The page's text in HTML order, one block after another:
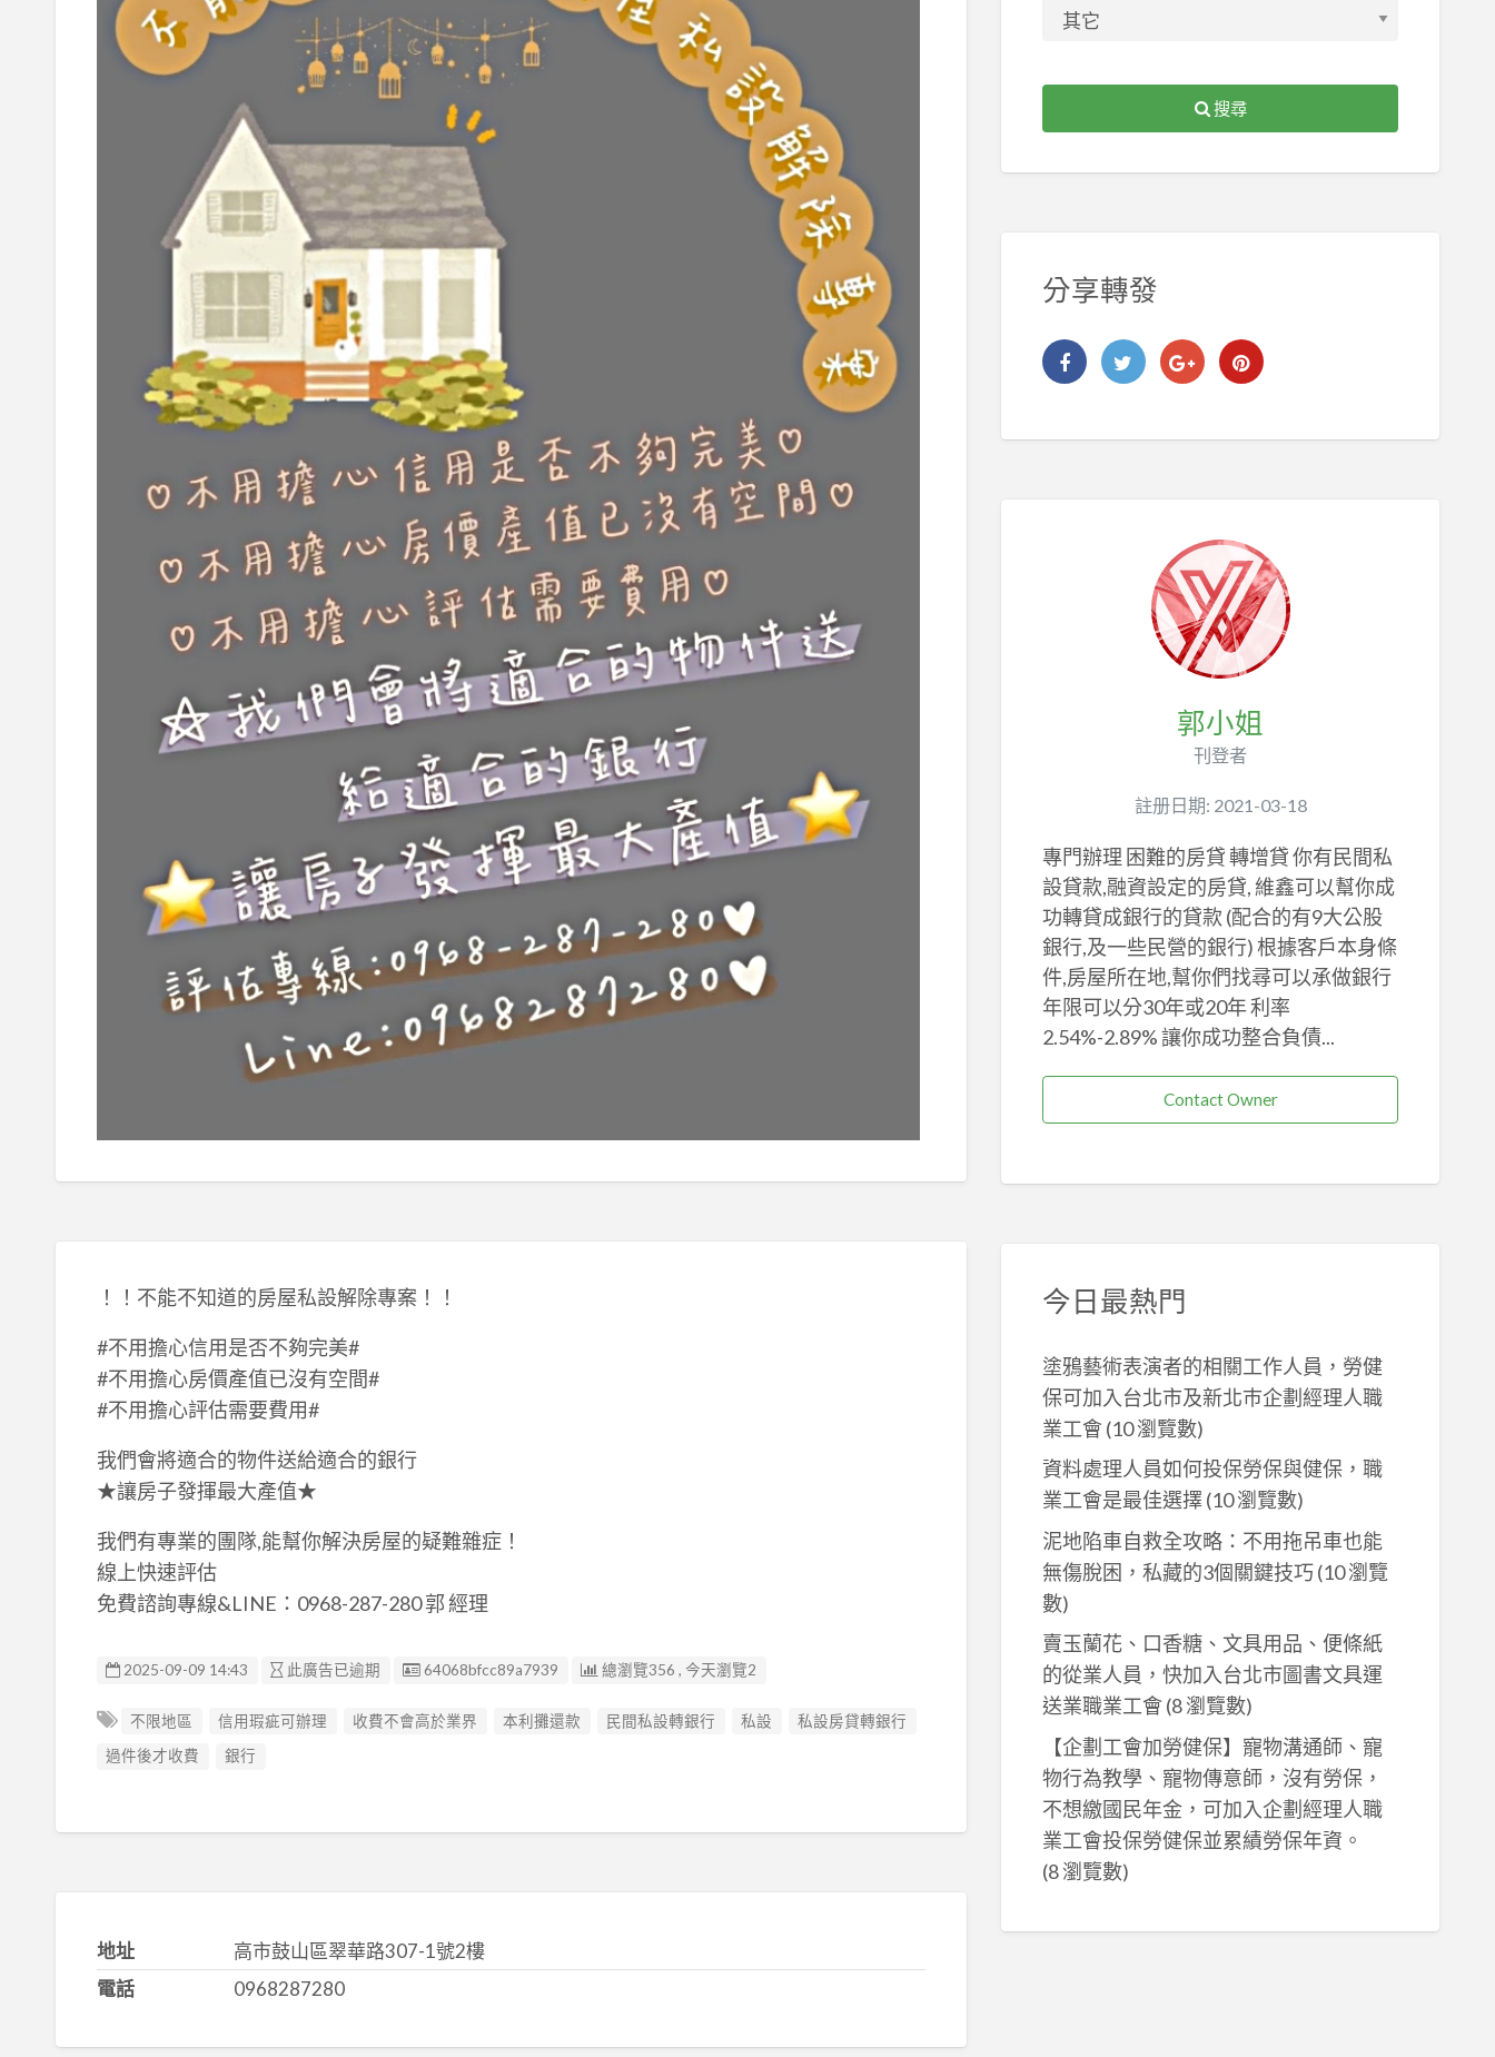
！！不能不知道的房屋私設解除專案！！
#不用擔心信用是否不夠完美#
#不用擔心房價產值已沒有空間#
#不用擔心評估需要費用#
我們會將適合的物件送給適合的銀行
★讓房子發揮最大產值★
我們有專業的團隊,能幫你解決房屋的疑難雜症！
線上快速評估
免費諮詢專線&LINE：0968-287-280 郭 經理
2025-09-09 14:43 此廣告已逾期 廣告编號
64068bfcc89a7939 總瀏覽356 , 今天瀏覽2
不限地區 信用瑕疵可辦理 收費不會高於業界 本利攤還款 民間私設轉銀行 私設
私設房貸轉銀行
過件後才收費
銀行
地址
高市鼓山區翠華路307-1號2樓
電話
0968287280
搜尋
分享轉發
郭小姐
刊登者
註册日期: 2021-03-18
專門辦理 困難的房貸 轉增貸 你有民間私
設貸款,融資設定的房貸, 維鑫可以幫你成
功轉貸成銀行的貸款 (配合的有9大公股
銀行,及一些民營的銀行) 根據客戶本身條
件,房屋所在地,幫你們找尋可以承做銀行
年限可以分30年或20年 利率
2.54%-2.89% 讓你成功整合負債...
Contact Owner
今日最熱門
塗鴉藝術表演者的相關工作人員，勞健
保可加入台北市及新北巿企劃經理人職
業工會 (10 瀏覽數)
資料處理人員如何投保勞保與健保，職
業工會是最佳選擇(10 瀏覽數)
泥地陷車自救全攻略：不用拖吊車也能
無傷脫困，私藏的3個關鍵技巧(10 瀏覽
數)
賣玉蘭花、口香糖、文具用品、便條紙
的從業人員，快加入台北市圖書文具運
送業職業工會 (8 瀏覽數)
【企劃工會加勞健保】寵物溝通師、寵
物行為教學、寵物傳意師，沒有勞保，
不想繳國民年金，可加入企劃經理人職
業工會投保勞健保並累績勞保年資。
(8 瀏覽數)